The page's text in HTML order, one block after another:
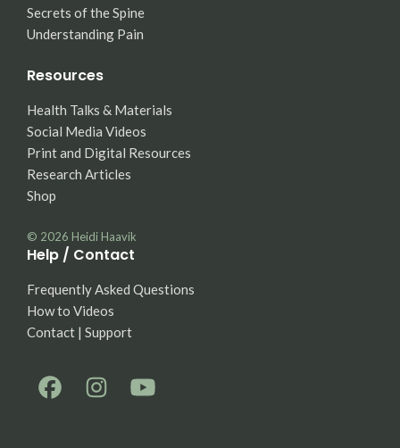
Secrets of the Spine
Understanding Pain
Resources
Health Talks & Materials
Social Media Videos
Print and Digital Resources
Research Articles
Shop
© 2026 Heidi Haavik
Help / Contact
Frequently Asked Questions
How to Videos
Contact | Support